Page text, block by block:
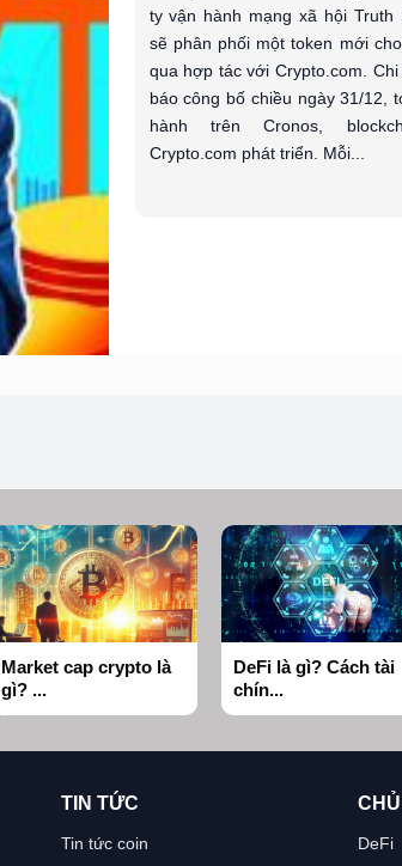
ty vận hành mạng xã hội Truth
sẽ phân phối một token mới
qua hợp tác với Crypto.com.
báo công bố chiều ngày 31/12,
hành trên Cronos,
Crypto.com phát triển. Mỗi...
Market cap crypto là
gì? ...
DeFi là gì? Cách tài
chín...
TIN TỨC
Tin tức coin DeFi